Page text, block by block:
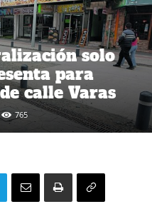
solo
para
calle Varas
765